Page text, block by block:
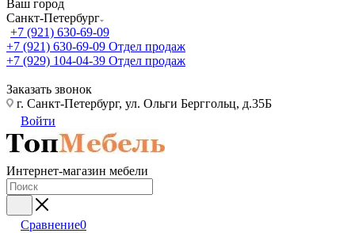
Ваш город
Санкт-Петербург
+7 (921) 630-69-09
+7 (921) 630-69-09 Отдел продаж
+7 (929) 104-04-39 Отдел продаж
Заказать звонок
г. Санкт-Петербург, ул. Ольги Берггольц, д.35Б
Войти
Интернет-магазин мебели
Сравнение0